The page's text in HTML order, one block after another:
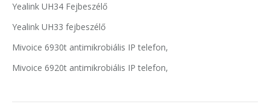
Yealink UH34 Fejbeszélő
Yealink UH33 fejbeszélő
Mivoice 6930t antimikrobiális IP telefon,
Mivoice 6920t antimikrobiális IP telefon,